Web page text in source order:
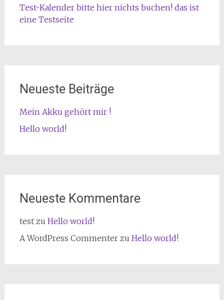
Test-Kalender bitte hier nichts buchen! das ist
eine Testseite
Neueste Beiträge
Mein Akku gehört mir !
Hello world!
Neueste Kommentare
testzu Hello world!
A WordPress Commenterzu Hello world!